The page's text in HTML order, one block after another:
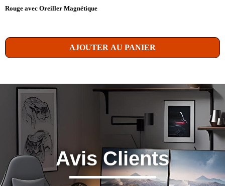
Rouge avec Oreiller Magnétique
AJOUTER AU PANIER
Avis Clients